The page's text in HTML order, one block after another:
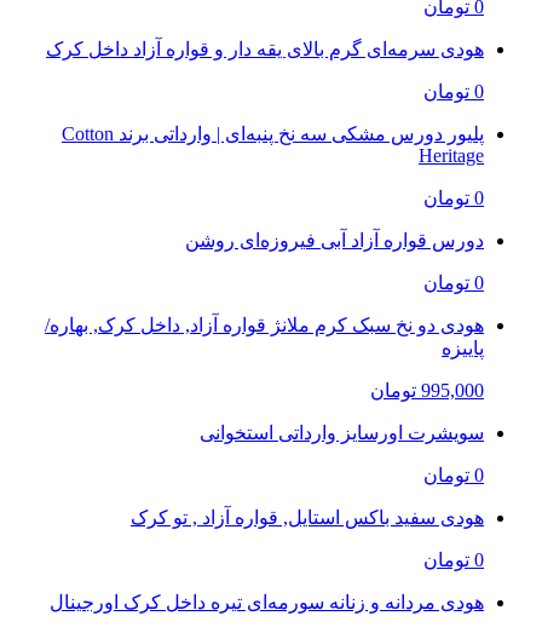
0 تومان
هودی سرمه‌ای گرم بالای یقه دار و قواره آزاد داخل کرک
0 تومان
پلیور دورس مشکی سه نخ پنبه‌ای | وارداتی برند Cotton
Heritage
0 تومان
دورس قواره آزاد آبی فیروزه‌ای روشن
0 تومان
هودی دو نخ سبک کرم ملانژ قواره آزاد, داخل کرک, بهاره/
پاییزه
995,000 تومان
سویشرت اورسایز وارداتی استخوانی
0 تومان
هودی سفید باکس استایل, قواره آزاد , تو کرک
0 تومان
هودی مردانه و زنانه سورمه‌ای تیره داخل کرک اورجینال